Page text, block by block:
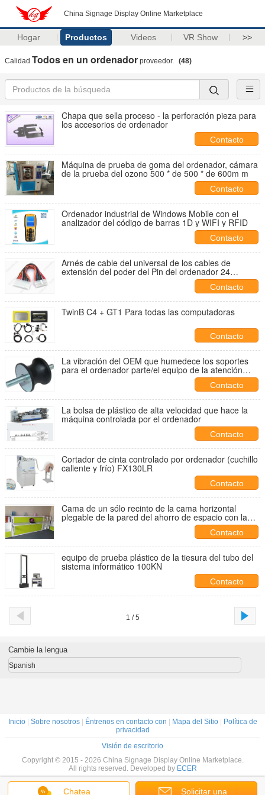
China Signage Display Online Marketplace
Hogar Productos Videos VR Show >>
Calidad Todos en un ordenador proveedor. (48)
Chapa que sella proceso - la perforación pieza para
los accesorios de ordenador
Contacto
Máquina de prueba de goma del ordenador, cámara
de la prueba del ozono 500 * de 500 * de 600m m
Contacto
Ordenador industrial de Windows Mobile con el
analizador del código de barras 1D y WIFI y RFID
Contacto
Arnés de cable del universal de los cables de
extensión del poder del Pin del ordenador 24
Contacto
TwinB C4 + GT1 Para todas las computadoras
Contacto
La vibración del OEM que humedece los soportes
para el ordenador parte/el equipo de la atención
Contacto
La bolsa de plástico de alta velocidad que hace la
máquina controlada por el ordenador
Contacto
Cortador de cinta controlado por ordenador (cuchillo
caliente y frío) FX130LR
Contacto
Cama de un sólo recinto de la cama horizontal
plegable de la pared del ahorro de espacio con la
Contacto
equipo de prueba plástico de la tiesura del tubo del
sistema informático 100KN
Contacto
1 / 5
Chatea Solicitar una
Cambie la lengua
Spanish
Inicio| Sobre nosotros| Éntrenos en contacto con Mapa del Sitio|
Política de
privacidad
Visión de escritorio
Copyright © 2015 - 2026 China Signage Display Online Marketplace.
All rights reserved. Developed by ECER